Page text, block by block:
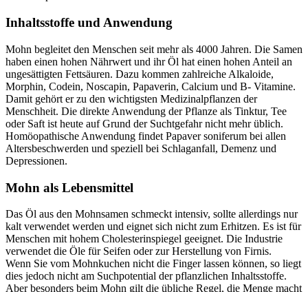
Inhaltsstoffe und Anwendung
Mohn begleitet den Menschen seit mehr als 4000 Jahren. Die Samen
haben einen hohen Nährwert und ihr Öl hat einen hohen Anteil an
ungesättigten Fettsäuren. Dazu kommen zahlreiche Alkaloide,
Morphin, Codein, Noscapin, Papaverin, Calcium und B- Vitamine.
Damit gehört er zu den wichtigsten Medizinalpflanzen der
Menschheit. Die direkte Anwendung der Pflanze als Tinktur, Tee
oder Saft ist heute auf Grund der Suchtgefahr nicht mehr üblich.
Homöopathische Anwendung findet Papaver soniferum bei allen
Altersbeschwerden und speziell bei Schlaganfall, Demenz und
Depressionen.
Mohn als Lebensmittel
Das Öl aus den Mohnsamen schmeckt intensiv, sollte allerdings nur
kalt verwendet werden und eignet sich nicht zum Erhitzen. Es ist für
Menschen mit hohem Cholesterinspiegel geeignet. Die Industrie
verwendet die Öle für Seifen oder zur Herstellung von Firnis.
Wenn Sie vom Mohnkuchen nicht die Finger lassen können, so liegt
dies jedoch nicht am Suchpotential der pflanzlichen Inhaltsstoffe.
Aber besonders beim Mohn gilt die übliche Regel, die Menge macht